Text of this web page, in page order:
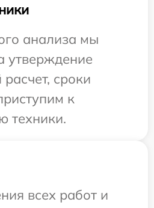
анализа мы
утверждение
сроки
к
техники.
всех работ и